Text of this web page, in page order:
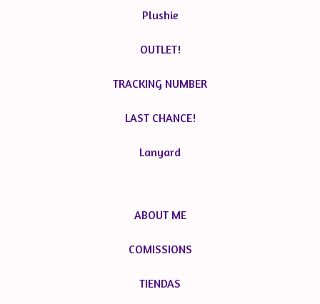
Plushie
OUTLET!
TRACKING NUMBER
LAST CHANCE!
Lanyard
ABOUT ME
COMISSIONS
TIENDAS